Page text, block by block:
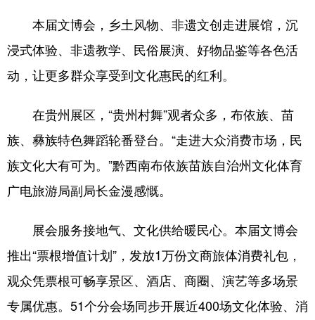
本届文博会，乡土风物、非遗文创走进展馆，沉
浸式体验、非遗教学、民俗展演、好物品鉴等各色活
动，让更多群众享受到文化惠民的红利。
在贵州展区，“贵州村舞”观者众多，布依族、苗
族、彝族特色舞蹈轮番登台。“走进大众消费市场，民
族文化大有可为。”黔西南布依族苗族自治州文化体育
广电旅游局副局长金漫感慨。
展会服务接地气、文化供给暖民心。本届文博会
推出“票根增值计划”，发放1万份文商旅体消费礼包，
观众凭票根可畅享景区、酒店、商圈、演艺等多场景
专属优惠。51个分会场同步开展近400场文化体验、消